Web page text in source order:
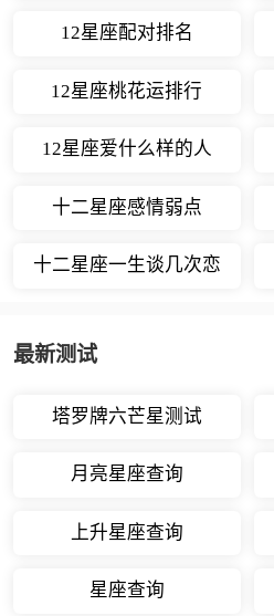
12星座配对排名
12星座桃花运排行
12星座爱什么样的人
十二星座感情弱点
十二星座一生谈几次恋
最新测试
塔罗牌六芒星测试
月亮星座查询
上升星座查询
星座查询